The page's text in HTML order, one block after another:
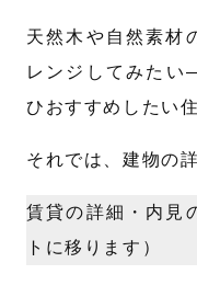
天然木や自然素材
レンジしてみた
ひおすすめしたい
それでは、建物の
賃貸の詳細・内見
トに移ります）